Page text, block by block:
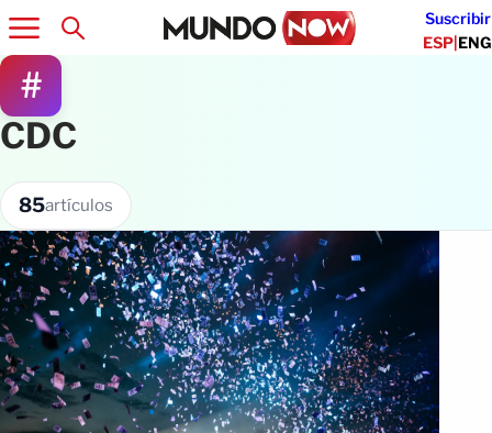
Suscribir
ESP|ENG
#
CDC
85artículos